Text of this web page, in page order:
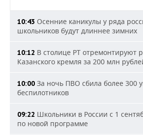
10:43 Осенние каникулы у ряда
школьников будут длиннее зимних
10:12 В столице РТ отремонтируют
Казанского кремля за 200 млн
10:00 За ночь ПВО сбила более 300
беспилотников
09:22 Школьники в России с 1
по новой программе